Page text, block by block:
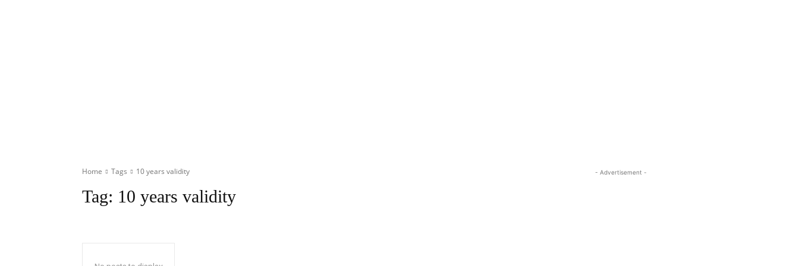
Home Tags 10 years validity
Tag: 10 years validity
- Advertisement -